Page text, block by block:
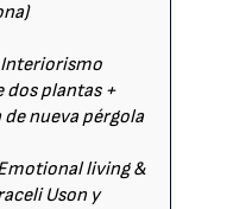
dos plantas +
nueva pérgola
living &
Uson y